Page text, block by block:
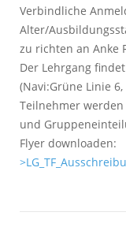
Verbindliche
Alter/
zu richten an Anke
Der Lehrgang
(Navi:Grüne Linie
Teilnehmer
und
Flyer downloaden: